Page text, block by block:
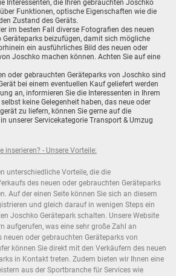
Interessenten, die Ihren gebrauchten Joschko
Funktionen, optische Eigenschaften wie die
Zustand des Geräts.
im besten Fall diverse Fotografien des neuen
beizufügen, damit sich mögliche
ein ausführliches Bild des neuen oder
Joschko machen können. Achten Sie auf eine
oder gebrauchten Geräteparks von Joschko sind
bei einem eventuellen Kauf geliefert werden
an, informieren Sie die Interessenten in Ihrem
keine Gelegenheit haben, das neue oder
zu liefern, können Sie gerne auf die
unserer Servicekategorie Transport & Umzug
- Unsere Vorteile:
unterschiedliche Vorteile, die die
des neuen oder gebrauchten Geräteparks
Auf der einen Seite können Sie sich an diesem
und gleich darauf in wenigen Steps ein
Joschko Gerätepark schalten. Unsere Website
aufgerufen, was eine sehr große Zahl an
oder gebrauchten Geräteparks von
können Sie direkt mit den Verkäufern des neuen
in Kontakt treten. Zudem bieten wir Ihnen eine
aus der Sportbranche für Services wie